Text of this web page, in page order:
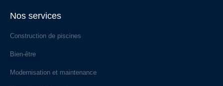
Nos services
Construction de piscines
Bien-être
Modernisation et maintenance